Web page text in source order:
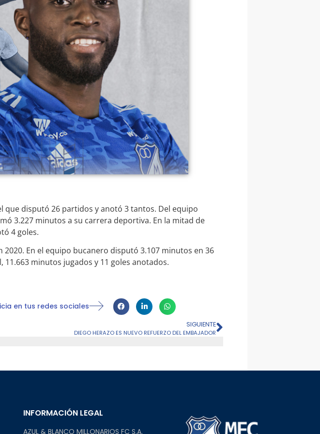
que disputó 26 partidos y anotó 3 tantos. Del equipo
3.227 minutos a su carrera deportiva. En la mitad de
4 goles.
En el equipo bucanero disputó 3.107 minutos en 36
minutos jugados y 11 goles anotados.
en tus redes sociales
SIGUIENTE
DIEGO HERAZO ES NUEVO REFUERZO DEL EMBAJADOR
INFORMACIÓN LEGAL
AZUL & BLANCO MILLONARIOS FC S.A.